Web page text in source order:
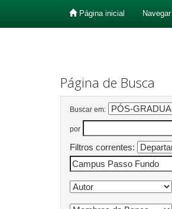
Página inicial Navegar
Página de Busca
Buscar em:
por
Filtros correntes: